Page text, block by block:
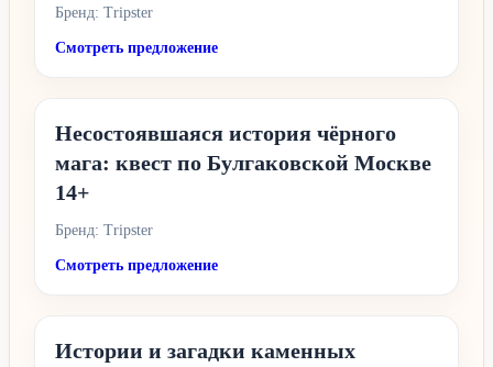
Бренд: Tripster
Смотреть предложение
Несостоявшаяся история чёрного
мага: квест по Булгаковской Москве
14+
Бренд: Tripster
Смотреть предложение
Истории и загадки каменных